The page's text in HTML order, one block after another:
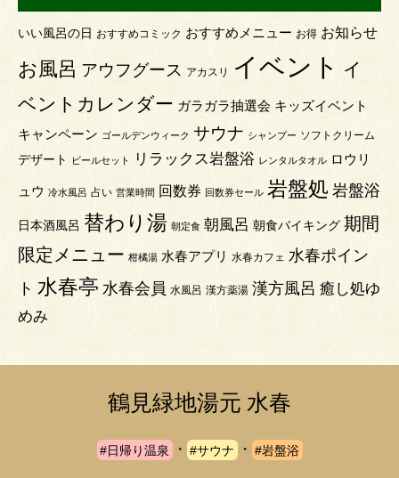
いい風呂の日 おすすめコミック おすすめメニュー お得 お知らせ
お風呂 アウフグース アカスリ イベント
イ
ベントカレンダー ガラガラ抽選会 キッズイベント
キャンペーン ゴールデンウィーク サウナ シャンプー ソフトクリーム
デザート ビールセット リラックス岩盤浴 レンタルタオル ロウリ
ュウ 冷水風呂 占い 営業時間 回数券 回数券セール 岩盤処 岩盤浴
日本酒風呂 替わり湯 朝定食 朝風呂 朝食バイキング 期間
限定メニュー 柑橘湯 水春アプリ 水春カフェ 水春ポイン
ト 水春亭 水春会員 水風呂 漢方薬湯 漢方風呂 癒し処ゆ
めみ
鶴見緑地湯元 水春
#日帰り温泉 ・ #サウナ ・ #岩盤浴